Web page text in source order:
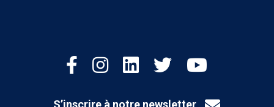
S’inscrire à notre newsletter